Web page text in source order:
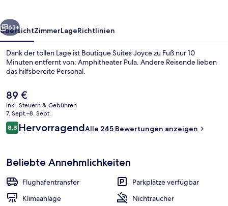
Weiter
63+
ÜbersichtZimmerLageRichtlinien
Dank der tollen Lage ist Boutique Suites Joyce zu Fuß nur 10
Minuten entfernt von: Amphitheater Pula. Andere Reisende lieben
das hilfsbereite Personal.
Der
aktuelle
Preis
beträgt
89 €.
89 €
inkl. Steuern & Gebühren
7. Sept.–8. Sept.
Bewertungen
8,88,8 von 10.
HervorragendAlle 245 Bewertungen anzeigen
Beliebte Annehmlichkeiten
Flughafentransfer
Parkplätze verfügbar
Klimaanlage
Nichtraucher